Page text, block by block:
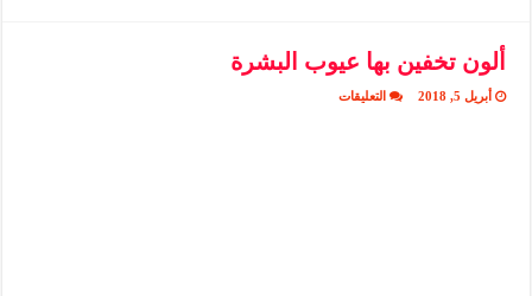
ألون تخفين بها عيوب البشرة
أبريل 5, 2018 التعليقاتعلى